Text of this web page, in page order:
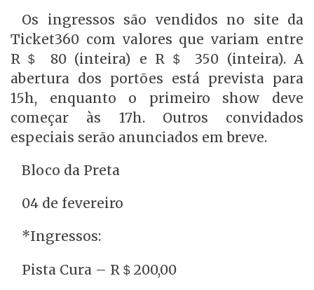
Os ingressos são vendidos no site da
Ticket360 com valores que variam entre
R＄ 80 (inteira) e R＄ 350 (inteira). A
abertura dos portões está prevista para
15h, enquanto o primeiro show deve
começar às 17h. Outros convidados
especiais serão anunciados em breve.
Bloco da Preta
04 de fevereiro
*Ingressos:
Pista Cura – R＄200,00